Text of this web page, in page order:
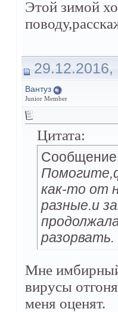
Этой зимой
29.12.2016,
Вантуз
Junior Member
Цитата:
Сообщение
как-то от
разные.и
Мне имбирный
вирусы
меня оценят.